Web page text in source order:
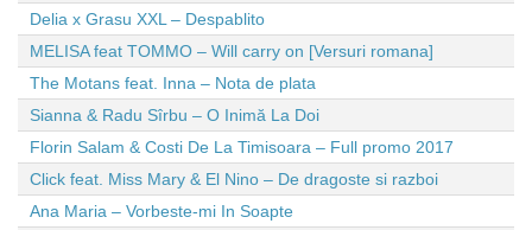
Delia x Grasu XXL – Despablito
MELISA feat TOMMO – Will carry on [Versuri romana]
The Motans feat. Inna – Nota de plata
Sianna & Radu Sîrbu – O Inimă La Doi
Florin Salam & Costi De La Timisoara – Full promo 2017
Click feat. Miss Mary & El Nino – De dragoste si razboi
Ana Maria – Vorbeste-mi In Soapte